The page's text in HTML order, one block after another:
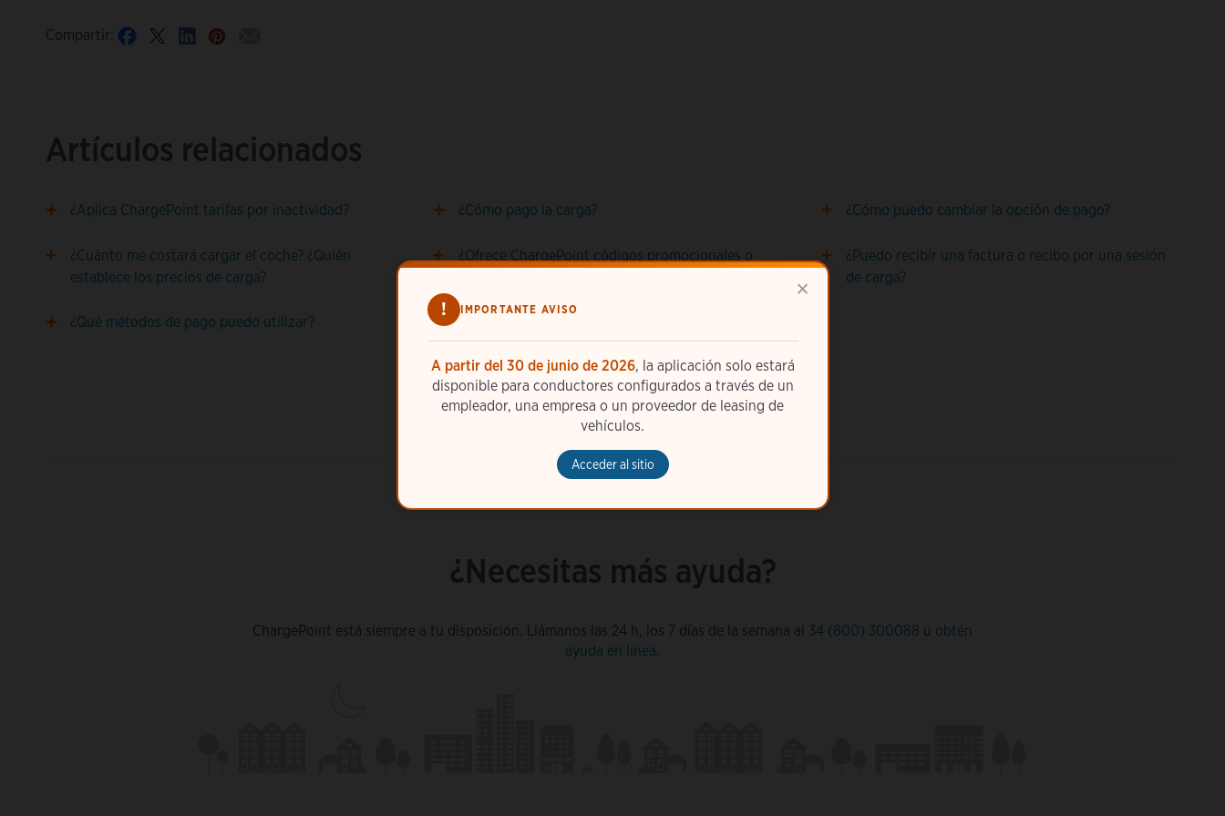
×
! IMPORTANTE AVISO
A partir del 30 de junio de 2026, la aplicación solo estará
disponible para conductores configurados a través de un
empleador, una empresa o un proveedor de leasing de
vehículos.
Acceder al sitio
Compartir:
Artículos relacionados
¿Aplica ChargePoint tarifas por inactividad? ¿Cómo pago la carga? ¿Cómo puedo cambiar la opción de pago?
¿Cuánto me costará cargar el coche? ¿Quién
establece los precios de carga?
¿Ofrece ChargePoint códigos promocionales o
¿Puedo recibir una factura o recibo por una sesión
de carga?
¿Qué métodos de pago puedo utilizar?
¿Qué ocurre si el precio que aparece en la aplicación
ChargePoint no se corresponde con el precio que
aparece en una estación de la red de itinerancia?
¿Necesitas más ayuda?
ChargePoint está siempre a tu disposición. Llámanos las 24 h, los 7 días de la semana al 34 (800) 300088 u obtén
ayuda en línea.